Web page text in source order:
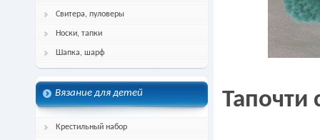
Свитера, пуловеры
Носки, тапки
Шапка, шарф
Вязание для детей
Крестильный набор
Тапочти